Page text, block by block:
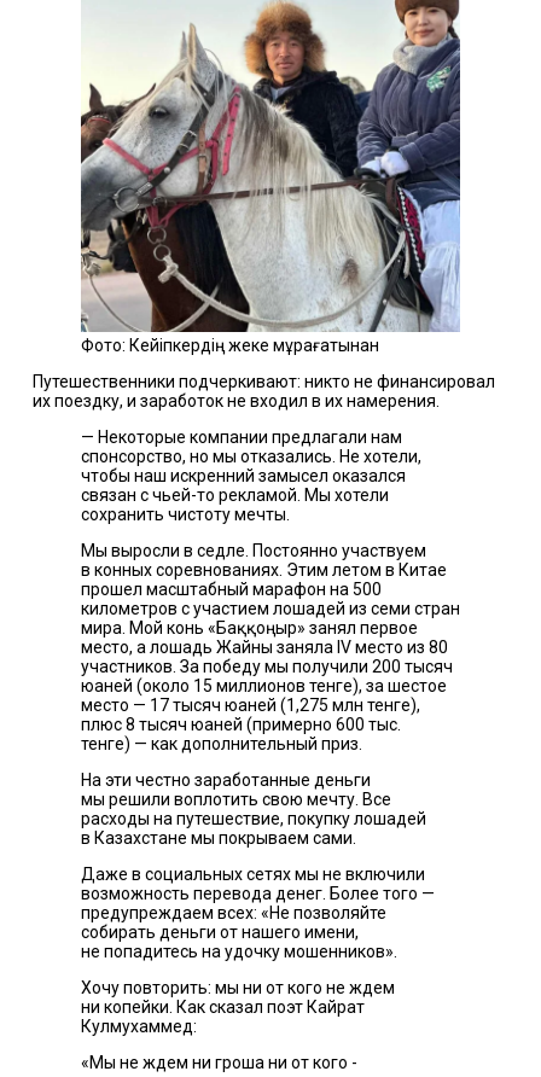
Фото: Кейіпкердің жеке мұрағатынан
Путешественники подчеркивают: никто не финансировал
их поездку, и заработок не входил в их намерения.
— Некоторые компании предлагали нам
спонсорство, но мы отказались. Не хотели,
чтобы наш искренний замысел оказался
связан с чьей-то рекламой. Мы хотели
сохранить чистоту мечты.
Мы выросли в седле. Постоянно участвуем
в конных соревнованиях. Этим летом в Китае
прошел масштабный марафон на 500
километров с участием лошадей из семи стран
мира. Мой конь «Баққоңыр» занял первое
место, а лошадь Жайны заняла IV место из 80
участников. За победу мы получили 200 тысяч
юаней (около 15 миллионов тенге), за шестое
место — 17 тысяч юаней (1,275 млн тенге),
плюс 8 тысяч юаней (примерно 600 тыс.
тенге) — как дополнительный приз.
На эти честно заработанные деньги
мы решили воплотить свою мечту. Все
расходы на путешествие, покупку лошадей
в Казахстане мы покрываем сами.
Даже в социальных сетях мы не включили
возможность перевода денег. Более того —
предупреждаем всех: «Не позволяйте
собирать деньги от нашего имени,
не попадитесь на удочку мошенников».
Хочу повторить: мы ни от кого не ждем
ни копейки. Как сказал поэт Кайрат
Кулмухаммед:
«Мы не ждем ни гроша ни от кого -